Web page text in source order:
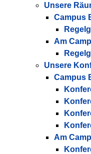
Unsere
Campus
Am
Unsere
Campus
Am